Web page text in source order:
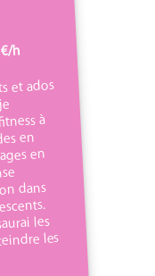
h
et ados
à
en
en
dans
les
les